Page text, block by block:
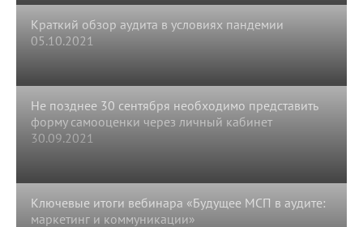
05.10.2021
Краткий обзор аудита в условиях пандемии
30.09.2021
Не позднее 30 сентября необходимо представить
форму самооценки через личный кабинет
Ключевые итоги вебинара «Будущее МСП в аудите:
маркетинг и коммуникации»